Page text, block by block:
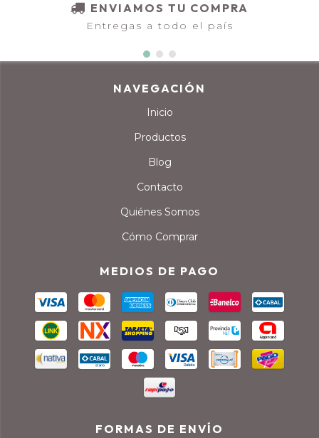
ENVIAMOS TU COMPRA
Entregas a todo el país
NAVEGACIÓN
Inicio
Productos
Blog
Contacto
Quiénes Somos
Cómo Comprar
MEDIOS DE PAGO
FORMAS DE ENVÍO